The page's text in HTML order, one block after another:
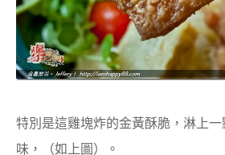
特別是這雞塊炸的金黃酥脆，淋上
味，（如上圖）。